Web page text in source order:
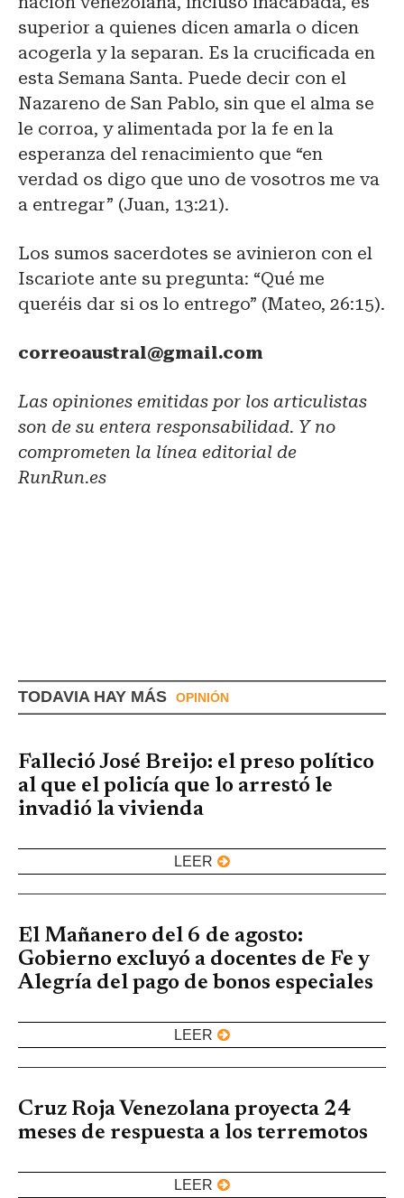
superior a quienes dicen amarla o dicen
acogerla y la separan. Es la crucificada en
esta Semana Santa. Puede decir con el
Nazareno de San Pablo, sin que el alma se
le corroa, y alimentada por la fe en la
esperanza del renacimiento que “en
verdad os digo que uno de vosotros me va
a entregar” (Juan, 13:21).
Los sumos sacerdotes se avinieron con el
Iscariote ante su pregunta: “Qué me
queréis dar si os lo entrego” (Mateo, 26:15).
correoaustral@gmail.com
Las opiniones emitidas por los articulistas
son de su entera responsabilidad. Y no
comprometen la línea editorial de
RunRun.es
TODAVIA HAY MÁS OPINIÓN
Falleció José Breijo: el preso político
al que el policía que lo arrestó le
invadió la vivienda
LEER
El Mañanero del 6 de agosto:
Gobierno excluyó a docentes de Fe y
Alegría del pago de bonos especiales
LEER
Cruz Roja Venezolana proyecta 24
meses de respuesta a los terremotos
LEER